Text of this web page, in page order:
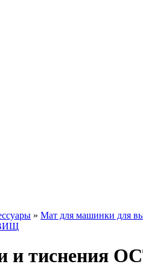
» Мат для машинки для
и